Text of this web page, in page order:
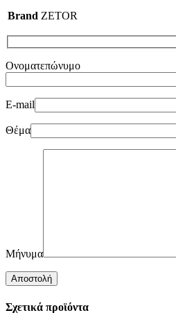
Brand ZETOR
Ονοματεπώνυμο
E-mail
Θέμα
Μήνυμα
Σχετικά προϊόντα